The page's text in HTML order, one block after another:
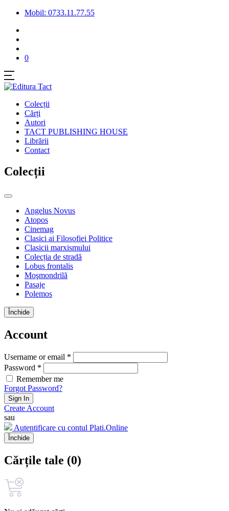
Mobil: 0733.11.77.55
0
Colecții
Cărți
Autori
TACT PUBLISHING HOUSE
Librării
Contact
Colecții
Angelus Novus
Atopos
Cinemag
Clasici ai Filosofiei Politice
Clasicii marxismului
Colecția de stradă
Lobus frontalis
Moşmondrilă
Pasaje
Polemos
Închide
Account
Username or email *
Password *
Remember me
Forgot Password?
Sign In
Create Account
sau
Autentificare cu contul Plati.Online
Închide
Cărțile tale (0)